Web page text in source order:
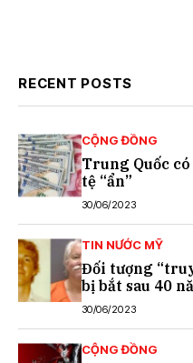
RECENT POSTS
CỘNG ĐỒNG
Trung Quốc
tệ “ẩn”
30/06/2023
TIN NƯỚC MỸ
Đối tượng
bị bắt sau 40
30/06/2023
CỘNG ĐỒNG